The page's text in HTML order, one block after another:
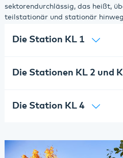
sektorendurchlässig, das heißt,
teilstationär und stationär
Die Station KL 1
Die Stationen KL 2 und
Die Station KL 4